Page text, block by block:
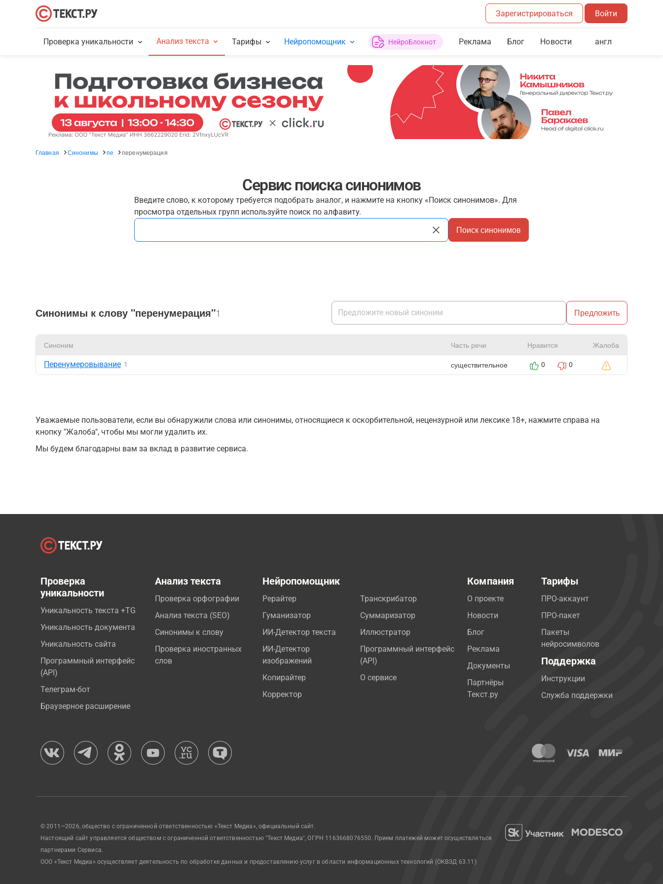
Зарегистрироваться Войти
Проверка уникальности Анализ текста Тарифы Нейропомощник НейроБлокнот Реклама Блог Новости англ
Главная Синонимы пе перенумерация
Сервис поиска синонимов
Введите слово, к которому требуется подобрать аналог, и нажмите на кнопку «Поиск синонимов». Для
просмотра отдельных групп используйте поиск по алфавиту.
Поиск синонимов
Синонимы к слову "перенумерация"1 Предложить
Синоним Часть речи Нравится Жалоба
Перенумеровывание 1 существительное 0 0
Уважаемые пользователи, если вы обнаружили слова или синонимы, относящиеся к оскорбительной, нецензурной или лексике 18+, нажмите справа на
кнопку "Жалоба", чтобы мы могли удалить их.
Мы будем благодарны вам за вклад в развитие сервиса.
Проверка
уникальности
Уникальность текста +TG
Уникальность документа
Уникальность сайта
Программный интерфейс
(API)
Телеграм-бот
Браузерное расширение
Анализ текста
Проверка орфографии
Анализ текста (SEO)
Синонимы к слову
Проверка иностранных
слов
Нейропомощник
Рерайтер
Гуманизатор
ИИ-Детектор текста
ИИ-Детектор
изображений
Копирайтер
Корректор
Транскрибатор
Суммаризатор
Иллюстратор
Программный интерфейс
(API)
О сервисе
Компания
О проекте
Новости
Блог
Реклама
Документы
Партнёры
Текст.ру
Тарифы
ПРО-аккаунт
ПРО-пакет
Пакеты
нейросимволов
Поддержка
Инструкции
Служба поддержки
© 2011—2026, общество с ограниченной ответственностью «Текст Медиа», официальный сайт.
Настоящий сайт управляется обществом с ограниченной ответственностью "Текст Медиа", ОГРН 1163668076550. Прием платежей может осуществляться
партнерами Сервиса.
ООО «Текст Медиа» осуществляет деятельность по обработке данных и предоставлению услуг в области информационных технологий (ОКВЭД 63.11)